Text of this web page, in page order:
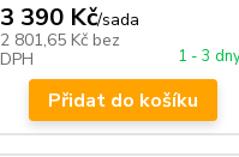
3 390 Kč/sada
2 801,65 Kč bez
DPH
1 - 3
Přidat do košíku